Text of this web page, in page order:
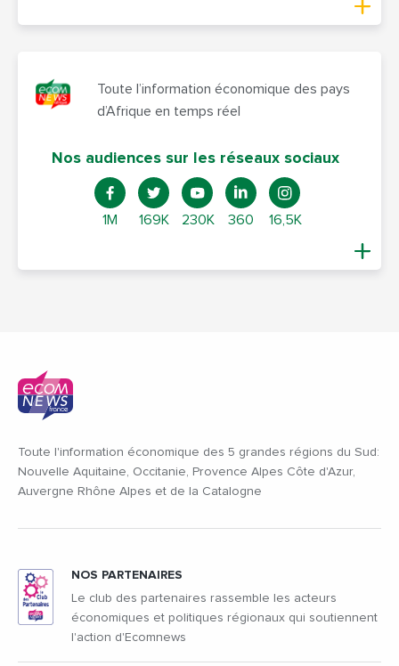
Toute l’information économique des pays
d’Afrique en temps réel
Nos audiences sur les réseaux sociaux
1M 169K 230K 360 16,5K
Toute l'information économique des 5 grandes régions du Sud:
Nouvelle Aquitaine, Occitanie, Provence Alpes Côte d'Azur,
Auvergne Rhône Alpes et de la Catalogne
NOS PARTENAIRES
Le club des partenaires rassemble les acteurs
économiques et politiques régionaux qui soutiennent
l'action d'Ecomnews